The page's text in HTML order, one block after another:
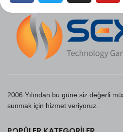
2006 Yılından bu güne siz değerli
sunmak için hizmet veriyoruz.